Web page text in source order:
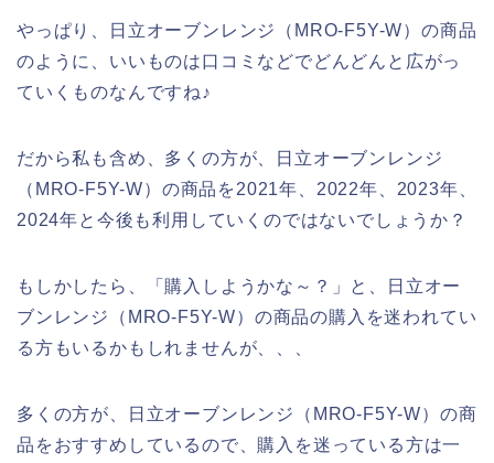
やっぱり、日立オーブンレンジ（MRO-F5Y-W）の商品
のように、いいものは口コミなどでどんどんと広がっ
ていくものなんですね♪
だから私も含め、多くの方が、日立オーブンレンジ
（MRO-F5Y-W）の商品を2021年、2022年、2023年、
2024年と今後も利用していくのではないでしょうか？
もしかしたら、「購入しようかな～？」と、日立オー
ブンレンジ（MRO-F5Y-W）の商品の購入を迷われてい
る方もいるかもしれませんが、、、
多くの方が、日立オーブンレンジ（MRO-F5Y-W）の商
品をおすすめしているので、購入を迷っている方は一